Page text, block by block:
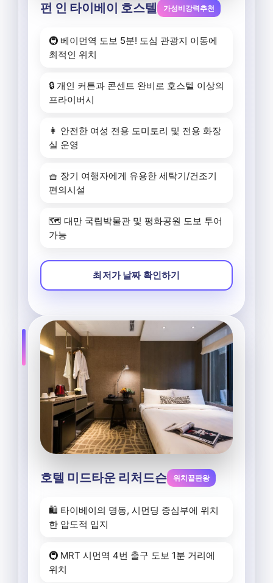
펀 인 타이베이 호스텔 가성비강력추천
🚇 베이먼역 도보 5분! 도심 관광지 이동에
최적인 위치
🔒 개인 커튼과 콘센트 완비로 호스텔 이상의
프라이버시
👩 안전한 여성 전용 도미토리 및 전용 화장
실 운영
🧺 장기 여행자에게 유용한 세탁기/건조기
편의시설
🗺️ 대만 국립박물관 및 평화공원 도보 투어
가능
최저가 날짜 확인하기
호텔 미드타운 리처드슨 위치끝판왕
🛍️ 타이베이의 명동, 시먼딩 중심부에 위치
한 압도적 입지
🚇 MRT 시먼역 4번 출구 도보 1분 거리에
위치